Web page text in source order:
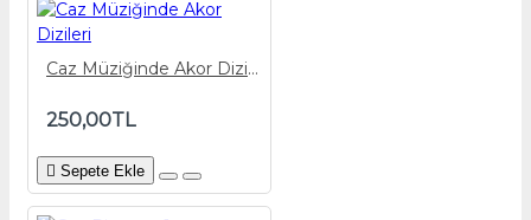
Caz Müziğinde Akor Dizileri
250,00TL
Sepete Ekle